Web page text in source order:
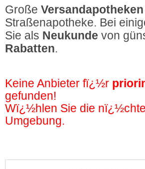
Große Versandapotheken
Straßenapotheke. Bei
Sie als Neukunde von
Rabatten.
Keine Anbieter fï¿½r
gefunden!
Wï¿½hlen Sie die
Umgebung.